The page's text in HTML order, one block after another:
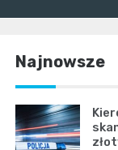
Najnowsze